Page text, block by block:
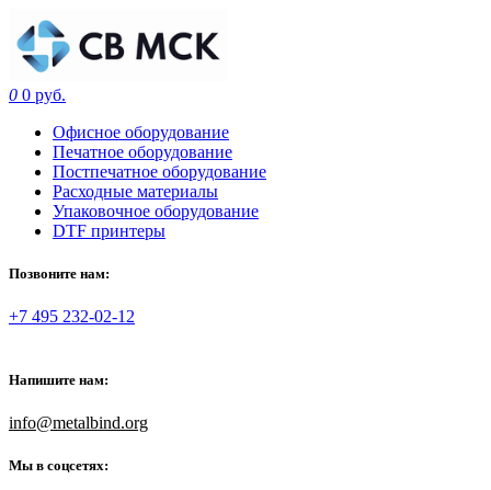
0 0 руб.
Офисное оборудование
Печатное оборудование
Постпечатное оборудование
Расходные материалы
Упаковочное оборудование
DTF принтеры
Позвоните нам:
+7 495 232-02-12
Напишите нам:
info@metalbind.org
Мы в соцсетях: